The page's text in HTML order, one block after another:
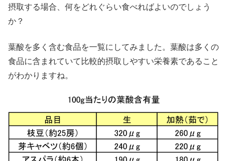
摂取する場合、何をどれぐらい食べればよいのでしょう
か？
葉酸を多く含む食品を一覧にしてみました。葉酸は多くの
食品に含まれていて比較的摂取しやすい栄養素であること
がわかりますね。